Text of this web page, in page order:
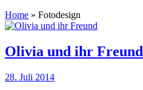
Home » Fotodesign
Olivia und ihr Freund
28. Juli 2014